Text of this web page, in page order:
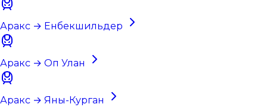
Аракс → Енбекшильдер
Аракс → Оп Улан
Аракс → Яны-Курган